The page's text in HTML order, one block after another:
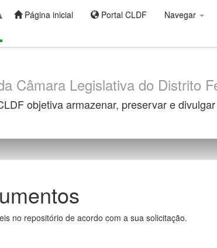
Página inicial Portal CLDF Navegar
Câmara Legislativa do Distrito
objetiva armazenar, preservar e
no repositório de acordo com a sua solicitação.